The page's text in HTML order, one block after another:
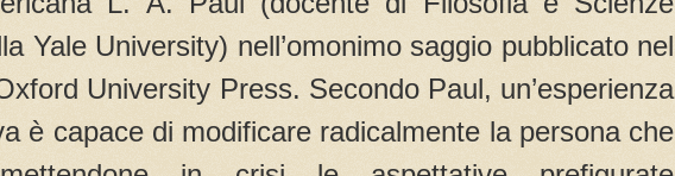
Yale University) nell’omonimo saggio pubblicato nel
University Press. Secondo Paul, un’esperienza
è capace di modificare radicalmente la persona che